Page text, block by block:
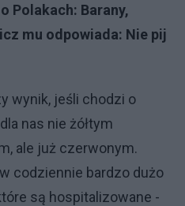
Polakach: Barany,
mu odpowiada: Nie pij
wynik, jeśli chodzi o
nas nie żółtym
ale już czerwonym.
codziennie bardzo dużo
są hospitalizowane -